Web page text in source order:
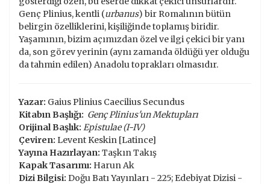
Genç Plinius, kentli (urbanus) bir Romalının bütün
belirgin özelliklerini, kişiliğinde toplamış biridir.
Yaşamının, bizim açımızdan özel ve ilgi çekici bir yanı
da, son görev yerinin (aynı zamanda öldüğü yer olduğu
da tahmin edilen) Anadolu toprakları olmasıdır.
Yazar: Gaius Plinius Caecilius Secundus
Kitabın Başlığı: Genç Plinius'un Mektupları
Orijinal Başlık: Epistulae (I-IV)
Çeviren: Levent Keskin [Latince]
Yayına Hazırlayan: Taşkın Takış
Kapak Tasarımı: Harun Ak
Dizi Bilgisi: Doğu Batı Yayınları - 225; Edebiyat Dizisi -